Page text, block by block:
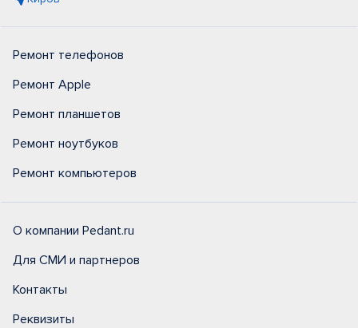
Ремонт телефонов
Ремонт Apple
Ремонт планшетов
Ремонт ноутбуков
Ремонт компьютеров
О компании Pedant.ru
Для СМИ и партнеров
Контакты
Реквизиты